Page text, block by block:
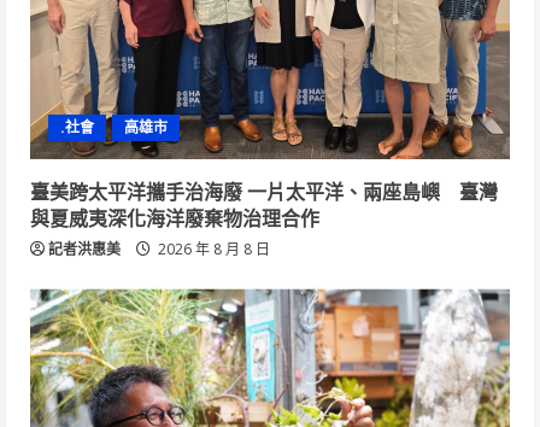
.社會 高雄市
臺美跨太平洋攜手治海廢 一片太平洋、兩座島嶼 臺灣
與夏威夷深化海洋廢棄物治理合作
記者洪惠美 2026 年 8 月 8 日